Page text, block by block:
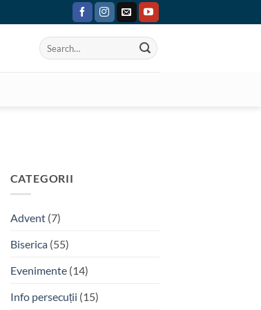
CATEGORII
Advent(7)
Biserica(55)
Evenimente(14)
Info persecuții (15)